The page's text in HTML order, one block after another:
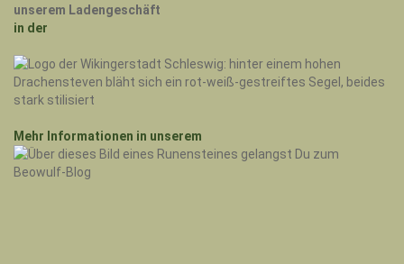
unserem Ladengeschäft
in der
Mehr Informationen in unserem